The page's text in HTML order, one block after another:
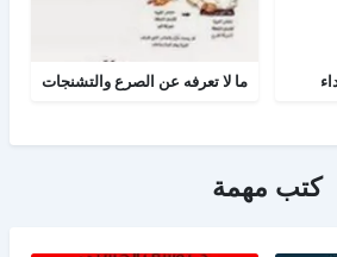
ما لا تعرفه عن الصرع والتشنجات
كتب مهمة